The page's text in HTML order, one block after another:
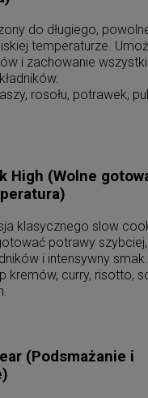
do długiego,
temperaturze.
i zachowanie
rosołu, potrawek,
High (Wolne
klasycznego slow
potrawy
i intensywny smak.
kremów, curry, risotto,
(Podsmażanie i